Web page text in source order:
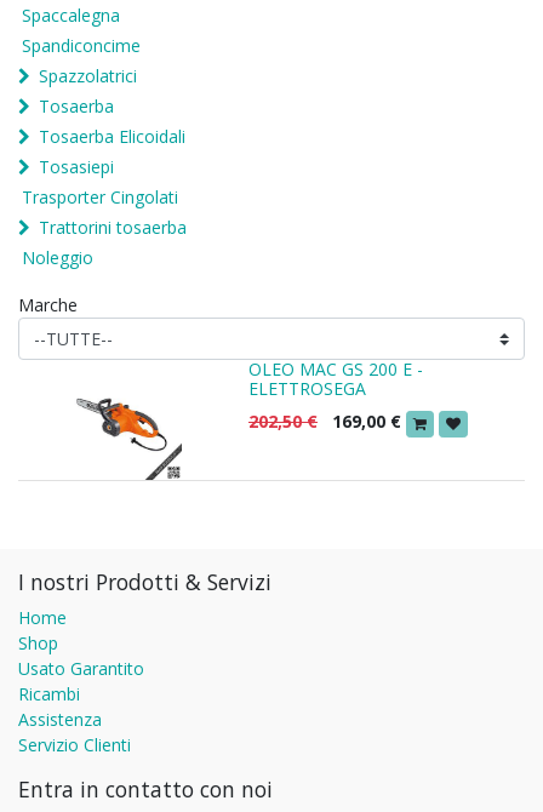
Spaccalegna
Spandiconcime
Spazzolatrici
Tosaerba
Tosaerba Elicoidali
Tosasiepi
Trasporter Cingolati
Trattorini tosaerba
Noleggio
Marche
OLEO MAC GS 200 E -
ELETTROSEGA
202,50€ 169,00 €
I nostri Prodotti & Servizi
Home
Shop
Usato Garantito
Ricambi
Assistenza
Servizio Clienti
Entra in contatto con noi